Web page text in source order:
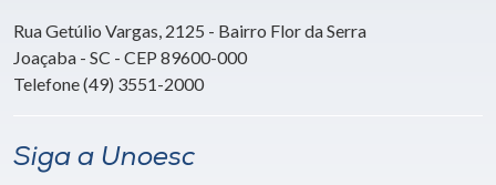
Rua Getúlio Vargas, 2125 - Bairro Flor da Serra
Joaçaba - SC - CEP 89600-000
Telefone (49) 3551-2000
Siga a Unoesc